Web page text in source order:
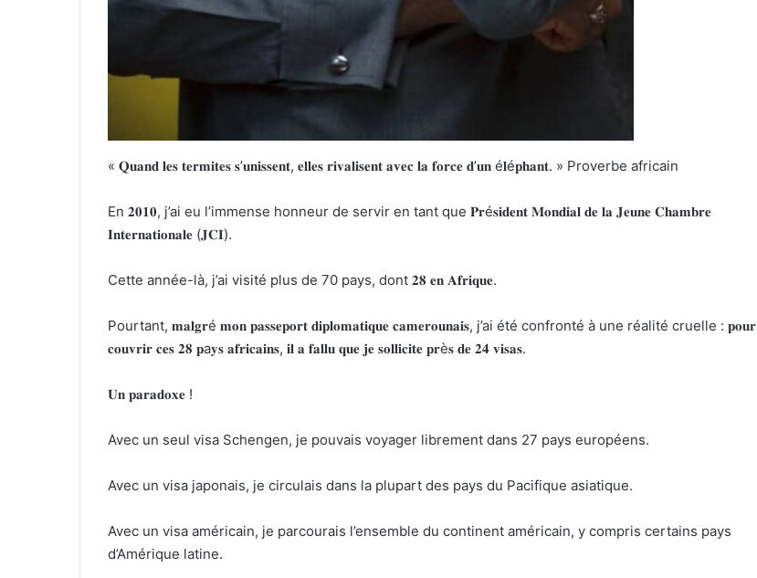
« 𝐐𝐮𝐚𝐧𝐝 𝐥𝐞𝐬 𝐭𝐞𝐫𝐦𝐢𝐭𝐞𝐬 𝐬’𝐮𝐧𝐢𝐬𝐬𝐞𝐧𝐭, 𝐞𝐥𝐥𝐞𝐬 𝐫𝐢𝐯𝐚𝐥𝐢𝐬𝐞𝐧𝐭 𝐚𝐯𝐞𝐜 𝐥𝐚 𝐟𝐨𝐫𝐜𝐞 𝐝’𝐮𝐧 é𝐥é𝐩𝐡𝐚𝐧𝐭. » Proverbe africain
En 𝟐𝟎𝟏𝟎, j’ai eu l’immense honneur de servir en tant que 𝐏𝐫é𝐬𝐢𝐝𝐞𝐧𝐭 𝐌𝐨𝐧𝐝𝐢𝐚𝐥 𝐝𝐞 𝐥𝐚 𝐉𝐞𝐮𝐧𝐞 𝐂𝐡𝐚𝐦𝐛𝐫𝐞
𝐈𝐧𝐭𝐞𝐫𝐧𝐚𝐭𝐢𝐨𝐧𝐚𝐥𝐞 (𝐉𝐂𝐈).
Cette année-là, j’ai visité plus de 70 pays, dont 𝟐𝟖 𝐞𝐧 𝐀𝐟𝐫𝐢𝐪𝐮𝐞.
Pourtant, 𝐦𝐚𝐥𝐠𝐫é 𝐦𝐨𝐧 𝐩𝐚𝐬𝐬𝐞𝐩𝐨𝐫𝐭 𝐝𝐢𝐩𝐥𝐨𝐦𝐚𝐭𝐢𝐪𝐮𝐞 𝐜𝐚𝐦𝐞𝐫𝐨𝐮𝐧𝐚𝐢𝐬, j’ai été confronté à une réalité cruelle : 𝐩𝐨𝐮𝐫
𝐜𝐨𝐮𝐯𝐫𝐢𝐫 𝐜𝐞𝐬 𝟐𝟖 𝐩a𝐲𝐬 𝐚𝐟𝐫𝐢𝐜𝐚𝐢𝐧𝐬, 𝐢𝐥 𝐚 𝐟𝐚𝐥𝐥𝐮 𝐪𝐮𝐞 𝐣𝐞 𝐬𝐨𝐥𝐥𝐢𝐜𝐢𝐭𝐞 𝐩𝐫è𝐬 𝐝𝐞 𝟐𝟒 𝐯𝐢𝐬𝐚𝐬.
𝐔𝐧 𝐩𝐚𝐫𝐚𝐝𝐨𝐱𝐞 !
Avec un seul visa Schengen, je pouvais voyager librement dans 27 pays européens.
Avec un visa japonais, je circulais dans la plupart des pays du Pacifique asiatique.
Avec un visa américain, je parcourais l’ensemble du continent américain, y compris certains pays
d’Amérique latine.